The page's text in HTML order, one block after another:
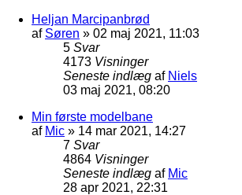
Heljan Marcipanbrød
af Søren » 02 maj 2021, 11:03
5 Svar
4173 Visninger
Seneste indlæg af Niels
03 maj 2021, 08:20
Min første modelbane
af Mic » 14 mar 2021, 14:27
7 Svar
4864 Visninger
Seneste indlæg af Mic
28 apr 2021, 22:31